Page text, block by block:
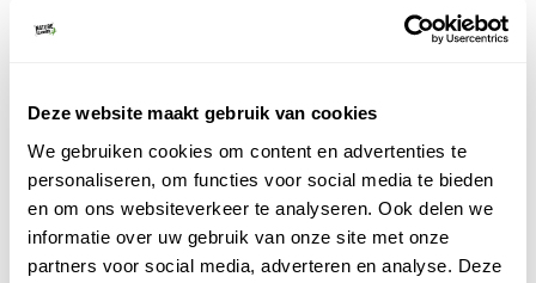
Deze website maakt gebruik van cookies
We gebruiken cookies om content en advertenties te
personaliseren, om functies voor social media te bieden
en om ons websiteverkeer te analyseren. Ook delen we
informatie over uw gebruik van onze site met onze
partners voor social media, adverteren en analyse. Deze
- zonvakantie op
- zonvakantie inFlorida
- zonvakantie op Kaapverdië
- zonvakantie in Marokko
Mauritius
Thailand
- zonvakantie op